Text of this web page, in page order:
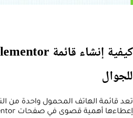
للجوال
تعد قائمة الهاتف المحمول واحدة من
إعطاءها أهمية قصوى في صفحات Elementor الخاصة بموقعك.